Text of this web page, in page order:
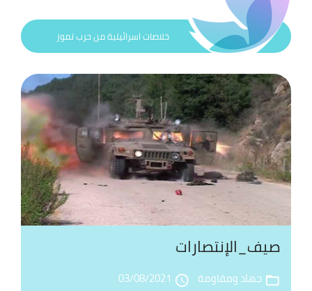
خلاصات اسرائيلية من حرب تموز
صيف_الإنتصارات
folder_open جهاد ومقاومة access_time
03/08/2021